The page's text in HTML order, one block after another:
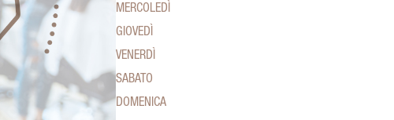
MERCOLEDÌ
GIOVEDÌ
VENERDÌ
SABATO
DOMENICA